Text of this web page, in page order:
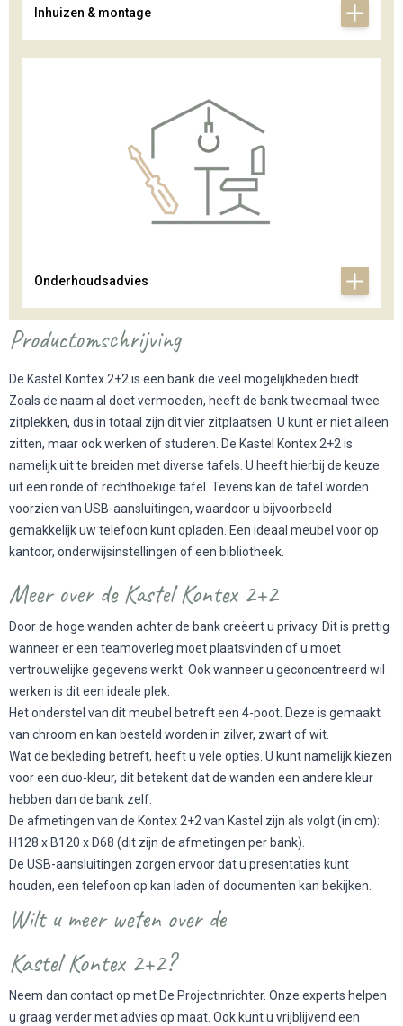
Inhuizen & montage
Onderhoudsadvies
Productomschrijving
De Kastel Kontex 2+2 is een bank die veel mogelijkheden biedt.
Zoals de naam al doet vermoeden, heeft de bank tweemaal twee
zitplekken, dus in totaal zijn dit vier zitplaatsen. U kunt er niet alleen
zitten, maar ook werken of studeren. De Kastel Kontex 2+2 is
namelijk uit te breiden met diverse tafels. U heeft hierbij de keuze
uit een ronde of rechthoekige tafel. Tevens kan de tafel worden
voorzien van USB-aansluitingen, waardoor u bijvoorbeeld
gemakkelijk uw telefoon kunt opladen. Een ideaal meubel voor op
kantoor, onderwijsinstellingen of een bibliotheek.
Meer over de Kastel Kontex 2+2
Door de hoge wanden achter de bank creëert u privacy. Dit is prettig
wanneer er een teamoverleg moet plaatsvinden of u moet
vertrouwelijke gegevens werkt. Ook wanneer u geconcentreerd wil
werken is dit een ideale plek.
Het onderstel van dit meubel betreft een 4-poot. Deze is gemaakt
van chroom en kan besteld worden in zilver, zwart of wit.
Wat de bekleding betreft, heeft u vele opties. U kunt namelijk kiezen
voor een duo-kleur, dit betekent dat de wanden een andere kleur
hebben dan de bank zelf.
De afmetingen van de Kontex 2+2 van Kastel zijn als volgt (in cm):
H128 x B120 x D68 (dit zijn de afmetingen per bank).
De USB-aansluitingen zorgen ervoor dat u presentaties kunt
houden, een telefoon op kan laden of documenten kan bekijken.
Wilt u meer weten over de
Kastel Kontex 2+2?
Neem dan contact op met De Projectinrichter. Onze experts helpen
u graag verder met advies op maat. Ook kunt u vrijblijvend een